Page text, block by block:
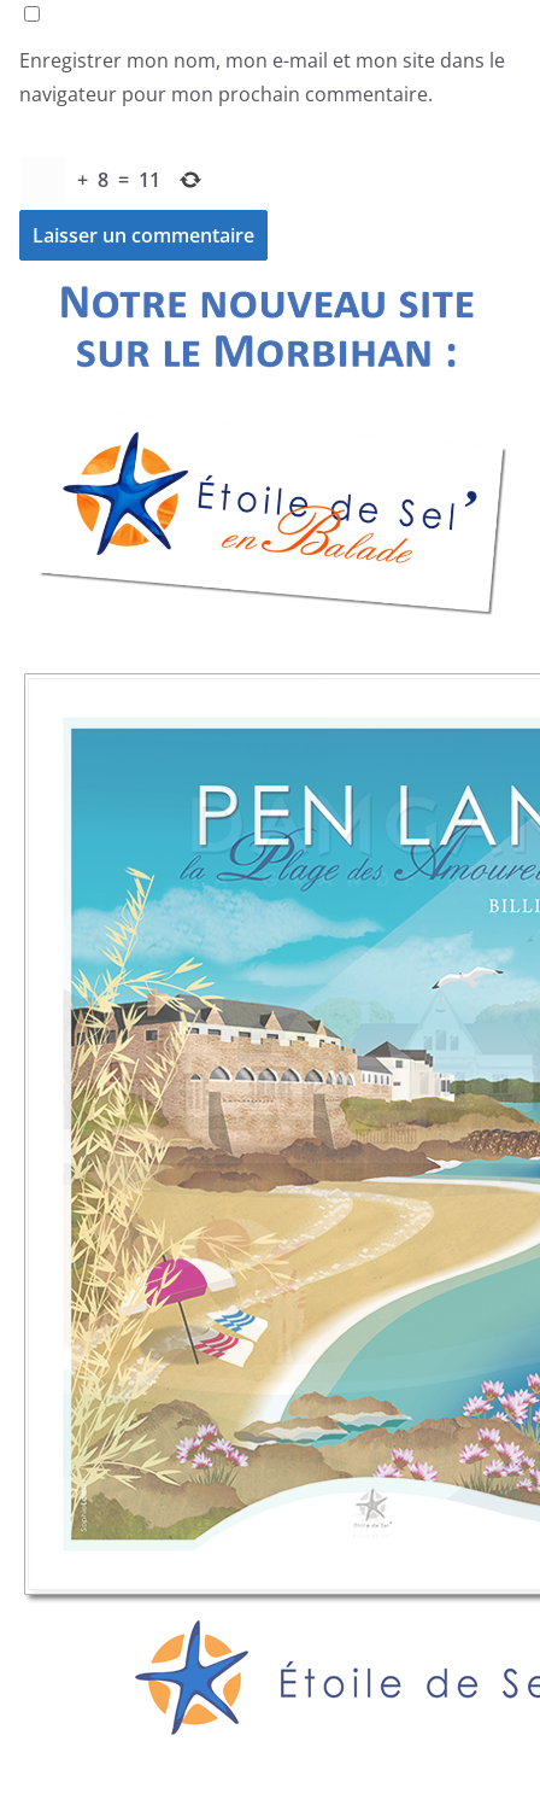
Enregistrer mon nom, mon e-mail et mon site dans le
navigateur pour mon prochain commentaire.
+ 8 = 11